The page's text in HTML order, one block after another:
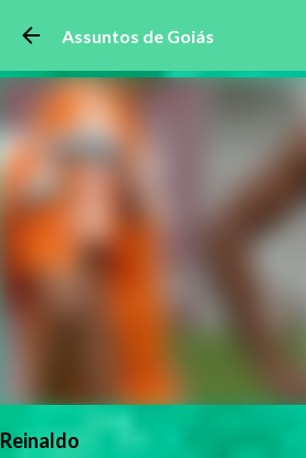
Pular para o conteúdo
Assuntos de Goiás
Reinaldo